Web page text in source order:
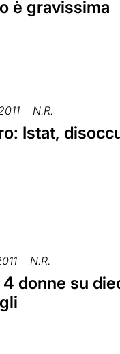
è gravissima
N.R.
Istat,
N.R.
4 donne su